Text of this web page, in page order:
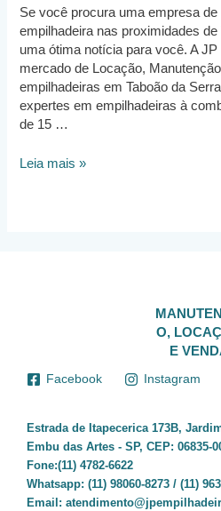
Se você procura uma empresa
empilhadeira nas proximidades
uma ótima notícia para você. A
mercado de Locação,
empilhadeiras em Taboão da
expertes em empilhadeiras à
de 15 …
Procurando
Leia mais »
O,
E
Facebook Instagram
Estrada de Itapecerica 173B,
Embu das Artes - SP, CEP: 06835-
Fone:(11) 4782-6622
Whatsapp: (11) 98060-8273 / (11)
Email: